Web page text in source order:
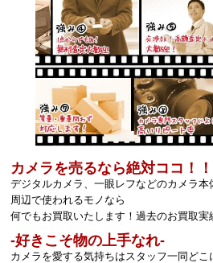
カメラを売るなら絶対ココ！！
デジタルカメラ、一眼レフなどのカメラ
周辺で使われるモノなら
何でもお買取いたします！過去のお買取実
‐好きこそ物の上手なれ‐
カメラを愛する気持ちはスタッフ一同どこ